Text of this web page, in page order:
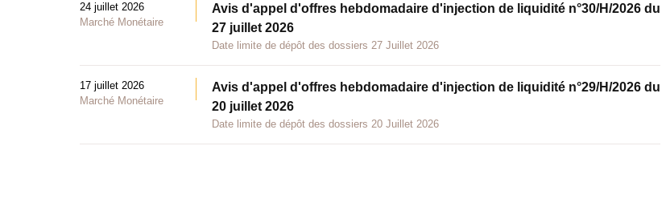
24 juillet 2026
Marché Monétaire
Avis d'appel d'offres hebdomadaire d'injection de liquidité n°30/H/2026 du
27 juillet 2026
Date limite de dépôt des dossiers 27 Juillet 2026
17 juillet 2026
Marché Monétaire
Avis d'appel d'offres hebdomadaire d'injection de liquidité n°29/H/2026 du
20 juillet 2026
Date limite de dépôt des dossiers 20 Juillet 2026